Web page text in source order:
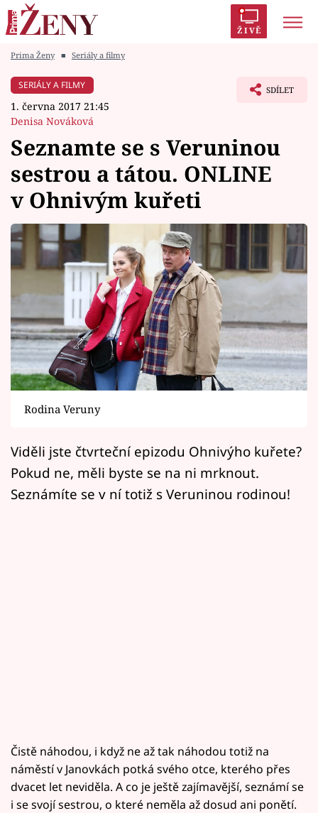
ŽIVĚ
Módní alarm
Témata
Celebrity
Vztahy
Horoskopy
Sledujte prima+
Filmový festival Karlovy Vary
Mámy sobě
Přihlášení
Prima Ženy ■ Seriály a filmy
SERIÁLY A FILMY
1. června 2017 21:45
Denisa Nováková
SDÍLET
Seznamte se s Veruninou
sestrou a tátou. ONLINE
v Ohnivým kuřeti
Rodina Veruny
Viděli jste čtvrteční epizodu Ohnivýho kuřete?
Pokud ne, měli byste se na ni mrknout.
Seznámíte se v ní totiž s Veruninou rodinou!
Čistě náhodou, i když ne až tak náhodou totiž na
náměstí v Janovkách potká svého otce, kterého přes
dvacet let neviděla. A co je ještě zajímavější, seznámí se
i se svojí sestrou, o které neměla až dosud ani ponětí.